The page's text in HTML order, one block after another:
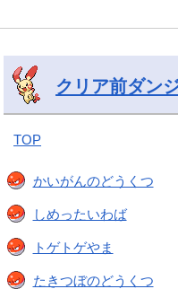
クリア前ダン
TOP
かいがんのどうくつ
しめったいわば
トゲトゲやま
たきつぼのどうくつ